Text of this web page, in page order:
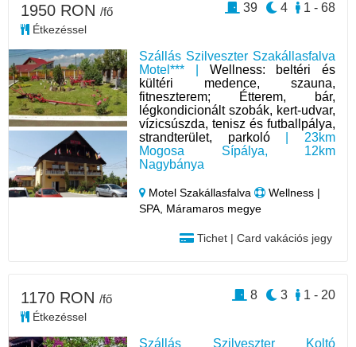
Szállás Szilveszter Szakállasfalva
Motel*** | Wellness: beltéri és
kültéri medence, szauna,
fitneszterem; Étterem, bár,
légkondicionált szobák, kert-udvar,
vízicsúszda, tenisz és futballpálya,
strandterület, parkoló| 23km
Mogosa Sípálya, 12km
Nagybánya
Motel Szakállasfalva
Wellness |
SPA, Máramaros megye
Tichet | Card vakációs jegy
1950 RON /fő
Étkezéssel
1 - 68
4
39
Szállás Szilveszter Koltó
1170 RON /fő
Étkezéssel
1 - 20
3
8